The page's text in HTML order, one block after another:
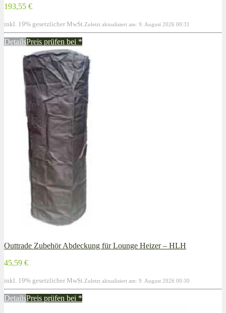
193,55 €
inkl. 19% gesetzlicher MwSt. Zuletzt aktualisiert am: 9. August 2026 00:31
DetailsPreis prüfen bei *
Outtrade Zubehör Abdeckung für Lounge Heizer – HLH
45,59 €
inkl. 19% gesetzlicher MwSt. Zuletzt aktualisiert am: 9. August 2026 00:30
DetailsPreis prüfen bei *